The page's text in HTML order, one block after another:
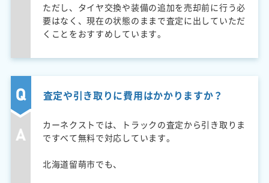
ただし、タイヤ交換や装備の追加を売却前に行う必
要はなく、現在の状態のままで査定に出していただ
くことをおすすめしています。
査定や引き取りに費用はかかりますか？
カーネクストでは、トラックの査定から引き取りま
ですべて無料で対応しています。
北海道留萌市でも、